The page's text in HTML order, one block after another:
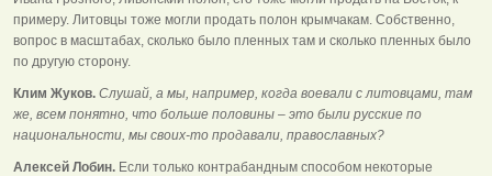
примеру. Литовцы тоже могли продать полон крымчакам. Собственно,
вопрос в масштабах, сколько было пленных там и сколько пленных было
по другую сторону.
Клим Жуков. Слушай, а мы, например, когда воевали с литовцами, там
же, всем понятно, что больше половины – это были русские по
национальности, мы своих-то продавали, православных?
Алексей Лобин. Если только контрабандным способом некоторые